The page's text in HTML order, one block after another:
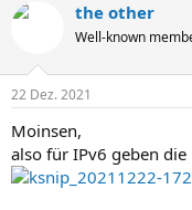
t
l
e
t
e
l
the other
Well-known
22 Dez. 2021
Moinsen,
also für IPv6 geben